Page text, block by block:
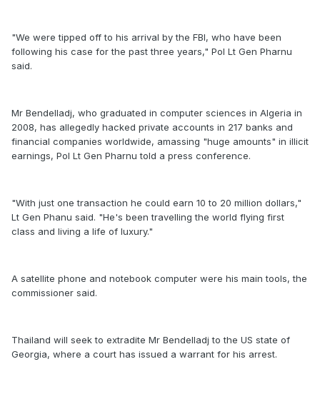
"We were tipped off to his arrival by the FBI, who have been
following his case for the past three years," Pol Lt Gen Pharnu
said.
Mr Bendelladj, who graduated in computer sciences in Algeria in
2008, has allegedly hacked private accounts in 217 banks and
financial companies worldwide, amassing "huge amounts" in illicit
earnings, Pol Lt Gen Pharnu told a press conference.
"With just one transaction he could earn 10 to 20 million dollars,"
Lt Gen Phanu said. "He's been travelling the world flying first
class and living a life of luxury."
A satellite phone and notebook computer were his main tools, the
commissioner said.
Thailand will seek to extradite Mr Bendelladj to the US state of
Georgia, where a court has issued a warrant for his arrest.